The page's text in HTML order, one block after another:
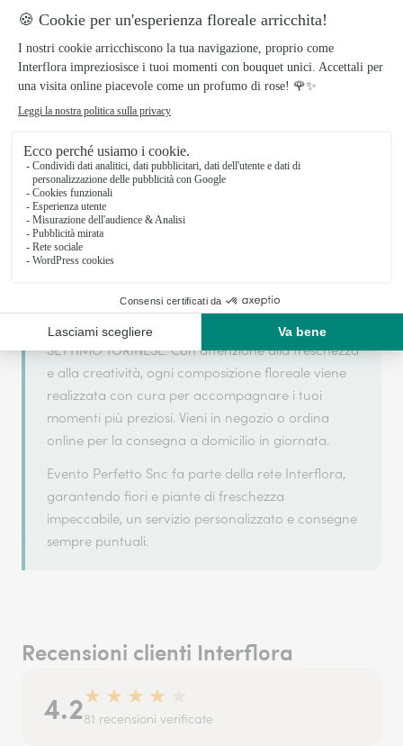
TORINESE
Evento Perfetto Snc si basa sulla sua partnership
con Interflora, rete di trasmissione floreale di
riferimento, per garantirti un servizio di qualità.
Evento Perfetto Snc è un fiorista artigiano situato a
SETTIMO TORINESE. Con attenzione alla freschezza
e alla creatività, ogni composizione floreale viene
realizzata con cura per accompagnare i tuoi
momenti più preziosi. Vieni in negozio o ordina
online per la consegna a domicilio in giornata.
Evento Perfetto Snc fa parte della rete Interflora,
garantendo fiori e piante di freschezza
impeccabile, un servizio personalizzato e consegne
sempre puntuali.
Recensioni clienti Interflora
4.2★ ★ ★ ★
81 recensioni verificate